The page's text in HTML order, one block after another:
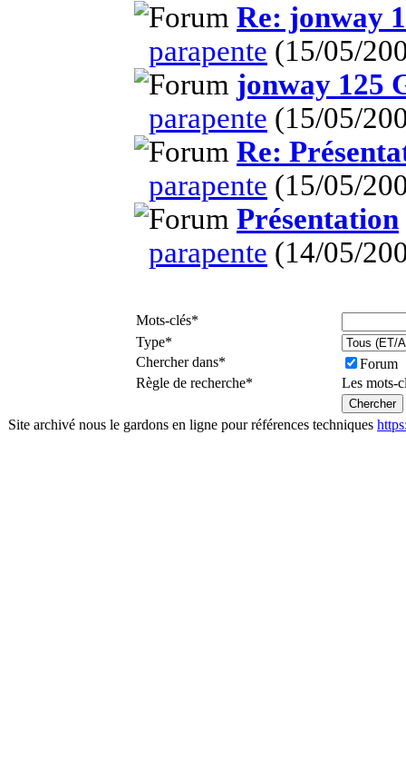
Re: jonway
parapente (15/05/
jonway 125
parapente (15/05/
Re:
parapente (15/05/
Présentation
parapente (14/05/
Mots-clés*
Type*
Chercher dans*
Forum
Règle de recherche* Les mots-
Site archivé nous le gardons en ligne pour références techniques